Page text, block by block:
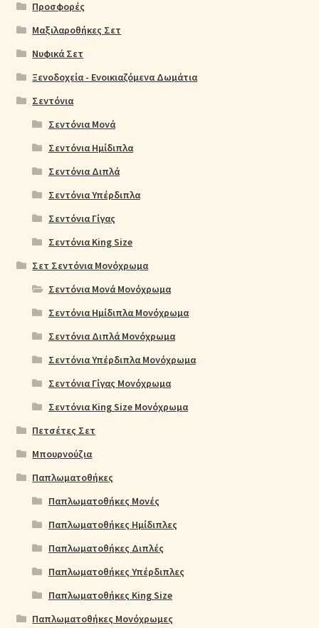
Προσφορές
Μαξιλαροθήκες Σετ
Νυφικά Σετ
Ξενοδοχεία - Ενοικιαζόμενα Δωμάτια
Σεντόνια
Σεντόνια Μονά
Σεντόνια Ημίδιπλα
Σεντόνια Διπλά
Σεντόνια Υπέρδιπλα
Σεντόνια Γίγας
Σεντόνια King Size
Σετ Σεντόνια Μονόχρωμα
Σεντόνια Μονά Μονόχρωμα
Σεντόνια Ημίδιπλα Μονόχρωμα
Σεντόνια Διπλά Μονόχρωμα
Σεντόνια Υπέρδιπλα Μονόχρωμα
Σεντόνια Γίγας Μονόχρωμα
Σεντόνια King Size Μονόχρωμα
Πετσέτες Σετ
Μπουρνούζια
Παπλωματοθήκες
Παπλωματοθήκες Μονές
Παπλωματοθήκες Ημίδιπλες
Παπλωματοθήκες Διπλές
Παπλωματοθήκες Υπέρδιπλες
Παπλωματοθήκες King Size
Παπλωματοθήκες Μονόχρωμες